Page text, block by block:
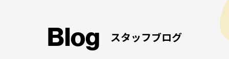
Blog スタッフブログ